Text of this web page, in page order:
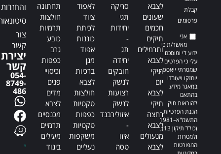
קבלת
פרסומים
אני
מאשר/ת כי
ידוע לי ומוסכם
עלי כי הפרטים
שמסרתי ייאספו,
יוחזקו ויעובדו
במאגר מידע
בהתאם
להוראות חוק
הגנת הפרטיות,
התשמ"א–1981
(כולל תיקון 13),
ולמטרות
המפורטות
לצבא
שעונים
חכמים
תיקים
ותרמילים
לצבא
תיקי
יום
לצבא
תיקי
רחצה
לצבא
מנעולים
לצבא
סריקה
תגי
יחידות
-
תג
יחידה
חובקים
לנשק
רצועות
לנשק
איזולירבנד
-
איזו
טסה
לאפוד
ציוד
לכיתת
כוננות
אפוד
מגן
ברכיות
לצבא
חולצות
טקטיות
כפפות
טקטיות
משקפות
נעליים
תחתונה
חולצות
תרמיות
כובע
גרב
כפפות
וכיסויי
פנים
מדים
לצבא
מכנסיים
תרמיים
מעילים
ביגוד
והחזרות
צור
קשר
יצירת
קשר
054-
8749-
486